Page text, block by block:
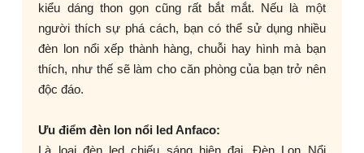
kiểu dáng thon gọn cũng rất bắt mắt. Nếu là một
người thích sự phá cách, bạn có thể sử dụng nhiều
đèn lon nổi xếp thành hàng, chuỗi hay hình mà bạn
thích, như thế sẽ làm cho căn phòng của bạn trở nên
độc đáo.
Ưu điểm đèn lon nổi led Anfaco:
Là loại đèn led chiếu sáng hiện đại, Đèn Lon Nổi